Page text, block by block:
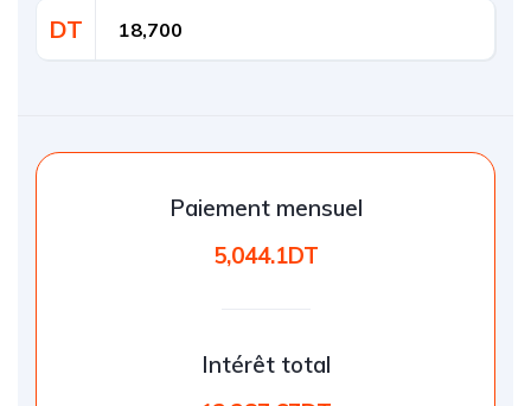
DT
Paiement mensuel
5,044.1DT
Intérêt total